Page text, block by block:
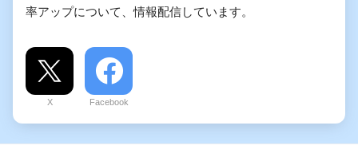
率アップについて、情報配信しています。
X Facebook